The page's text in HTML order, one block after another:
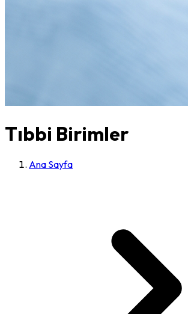
Tıbbi Birimler
Ana Sayfa